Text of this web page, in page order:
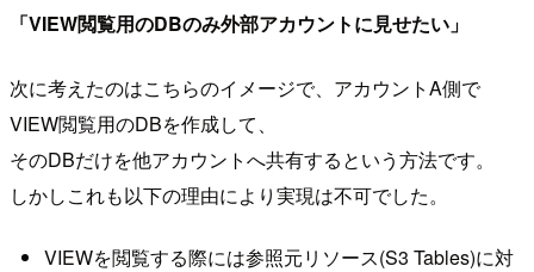
「VIEW閲覧用のDBのみ外部アカウントに見せたい」
次に考えたのはこちらのイメージで、アカウントA側で
VIEW閲覧用のDBを作成して、
そのDBだけを他アカウントへ共有するという方法です。
しかしこれも以下の理由により実現は不可でした。
VIEWを閲覧する際には参照元リソース(S3 Tables)に対